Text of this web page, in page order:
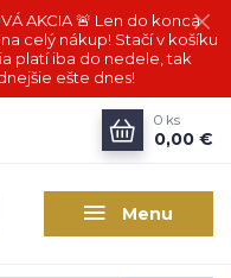
AKCIA 🚨 Len do konca
celý nákup! Stačí v košíku
platí iba do nedele, tak
ešte dnes!
Menu
0 ks
0,00 €